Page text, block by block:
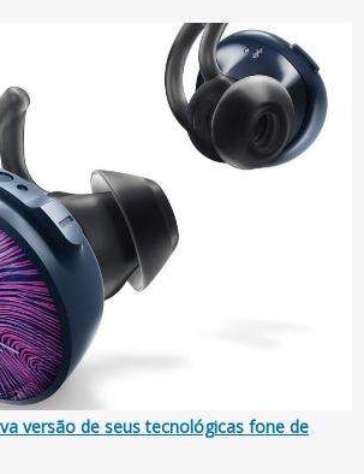
versão de seus tecnológicas fone de